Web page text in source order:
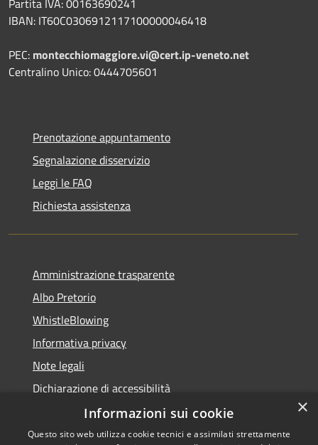
IBAN: IT60C0306912117100000046418
PEC: montecchiomaggiore.vi@cert.ip-veneto.net
Centralino Unico: 0444705601
Prenotazione appuntamento
Segnalazione disservizio
Leggi le FAQ
Richiesta assistenza
Amministrazione trasparente
Albo Pretorio
WhistleBlowing
Informativa privacy
Note legali
Dichiarazione di accessibilità
×
Informazioni sui cookie
Questo sito web utilizza cookie tecnici e assimilati strettamente